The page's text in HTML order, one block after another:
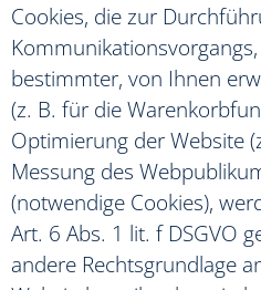
Cookies, die zur
bestimmter, von Ihnen
(z. B. für die
Optimierung der Website
Messung des
(notwendige Cookies),
Art. 6 Abs. 1 lit. f DSGVO
andere Rechtsgrundlage